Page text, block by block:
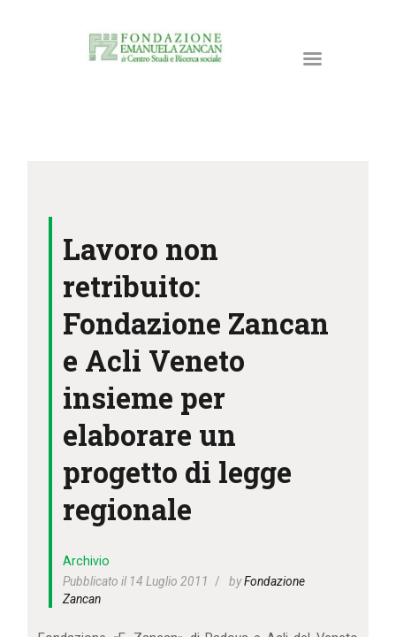
ATTIVITÀ E PROGETTI
RISORSE
NEWS
DONA ORA
IL MIO ACCOUNT
CARRELLO
Lavoro non
retribuito:
Fondazione Zancan
e Acli Veneto
insieme per
elaborare un
progetto di legge
regionale
Archivio
Pubblicato il 14 Luglio 2011
byFondazione
Zancan